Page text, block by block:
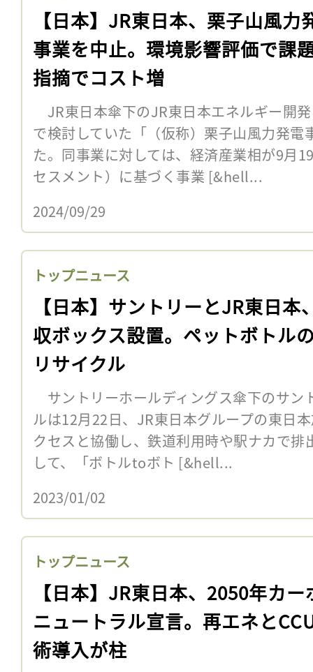
【日本】JR東日本、栗子山風力
事業を中止。環境影響評価で課
指摘でコスト増
JR東日本傘下のJR東日本エネルギー開
で検討していた「（仮称）栗子山風力発電
た。同事業に対しては、経済産業相が9月
セスメント）に基づく事業 [&hell...
2024/09/29
トップニュース
【日本】サントリーとJR東日本
収ボックス設置。ペットボトル
リサイクル
サントリーホールディングス傘下のサン
ルは12月22日、JR東日本グループの東日
クセスと協働し、鉄道利用時や駅ナカで
して、「ボトルtoボト [&hell...
2023/01/02
トップニュース
【日本】JR東日本、2050年カー
ニュートラル宣言。再エネと
術導入が柱